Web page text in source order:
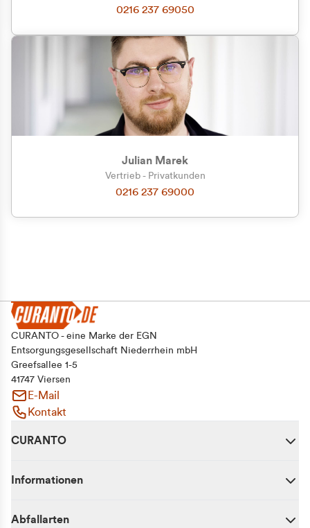
Zu welcher Kundengruppe
gehören Sie?
Privatkunde (inkl. MwSt.)
Geschäftskunde (exkl. MwSt.)
0216 237 69050
Julian Marek
Vertrieb - Privatkunden
0216 237 69000
CURANTO - eine Marke der EGN
Entsorgungsgesellschaft Niederrhein mbH
Greefsallee 1-5
41747 Viersen
E-Mail
Kontakt
CURANTO
Informationen
Abfallarten